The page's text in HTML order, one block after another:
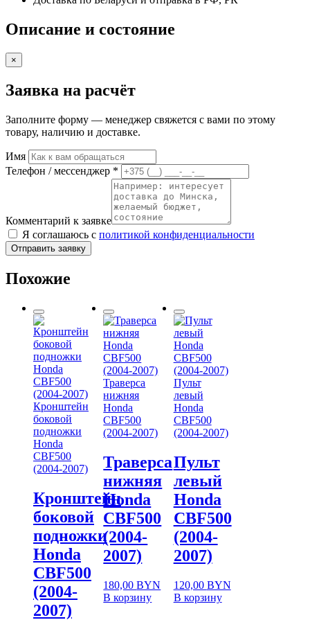
Описание и состояние
×
Заявка на расчёт
Заполните форму — менеджер свяжется с вами по этому
товару, наличию и доставке.
Имя
Телефон / мессенджер *
Комментарий к заявке
Я соглашаюсь с политикой конфиденциальности
Отправить заявку
Похожие
Кронштейн
боковой
подножки
Honda
CBF500
(2004-2007)
Кронштейн
боковой
подножки
Honda
CBF500
(2004-
2007)
Траверса
нижняя
Honda
CBF500
(2004-2007)
Траверса
нижняя
Honda
CBF500
(2004-
2007)
180,00BYN
В корзину
Пульт
левый
Honda
CBF500
(2004-2007)
Пульт
левый
Honda
CBF500
(2004-
2007)
120,00 BYN
В корзину